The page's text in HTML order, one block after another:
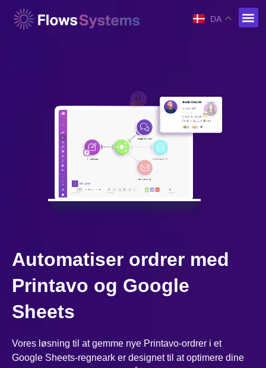
DA
Automatiser ordrer med
Printavo og Google
Sheets
Vores løsning til at gemme nye Printavo-ordrer i et
Google Sheets-regneark er designet til at optimere dine